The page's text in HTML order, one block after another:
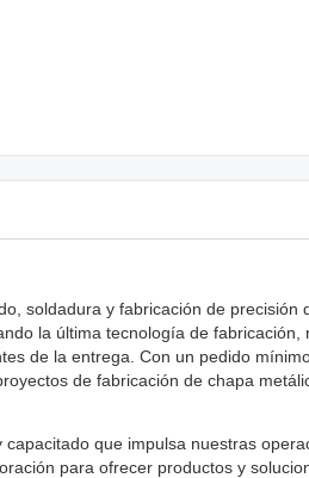
soldadura y fabricación de precisión
la última tecnología de fabricación,
de la entrega. Con un pedido
de fabricación de chapa
que impulsa nuestras
para ofrecer productos y